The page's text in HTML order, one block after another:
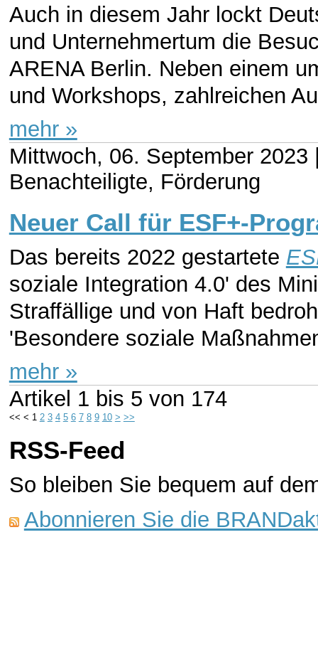
Auch in diesem Jahr lockt
und Unternehmertum die
ARENA Berlin. Neben einem
und Workshops, zahlreichen
mehr »
Mittwoch, 06. September 2023
Benachteiligte, Förderung
Neuer Call für ESF+-
Das bereits 2022 gestartete
soziale Integration 4.0' des
Straffällige und von Haft
'Besondere soziale
mehr »
Artikel 1 bis 5 von 174
<< < 1 2 3 4 5 6 7 8 9 10 > >>
RSS-Feed
So bleiben Sie bequem auf
Abonnieren Sie die